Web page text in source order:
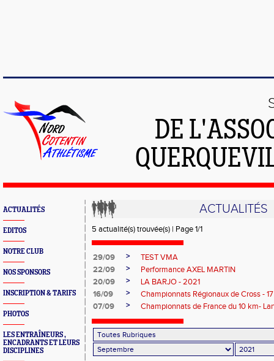
DE
ACTUALITÉS
EDITOS
NOTRE CLUB
NOS SPONSORS
INSCRIPTION & TARIFS
PHOTOS
LES ENTRAÎNEURS ,
ENCADRANTS ET LEURS
DISCIPLINES
ACTUALITÉS
5 actualité(s) trouvée(s) | Page 1/1
29/09 >
TEST VMA
22/09
>
Performance AXEL MARTIN
20/09
>
LA BARJO - 2021
16/09
>
Championnats Régionaux de Cross -
07/09
> Championnats de France du 10 km-